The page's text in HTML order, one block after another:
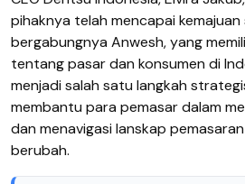
pihaknya telah mencapai
bergabungnya Anwesh, yang
tentang pasar dan konsumen di
menjadi salah satu langkah
membantu para pemasar dalam
dan menavigasi lanskap
berubah.